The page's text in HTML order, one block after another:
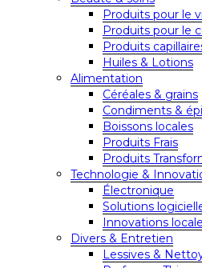
Produits pour le
Produits pour le
Produits
Huiles & Lotions
Alimentation
Céréales & grains
Condiments &
Boissons locales
Produits Frais
Produits
Technologie &
Électronique
Solutions
Innovations
Divers & Entretien
Lessives &